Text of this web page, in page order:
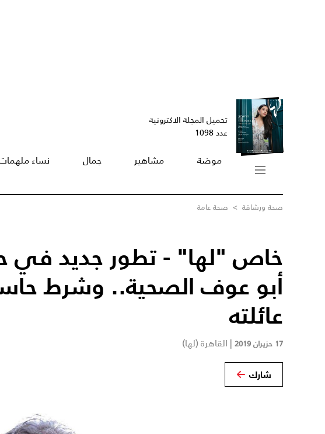
تحميل المجلة الاكترونية
عدد 1098
موضة مشاهير جمال نساء
صحة ورشاقة > صحة عامة
خاص "لها" - تطور جديد في
أبو عوف الصحية.. وشرط
عائلته
17 حزيران 2019 | القاهرة (لها)
شارك